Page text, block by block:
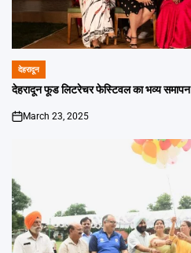
POSTED
IN
देहरादून
देहरादून फूड लिटरेचर फेस्टिवल का भव्य समापन
on
March 23, 2025